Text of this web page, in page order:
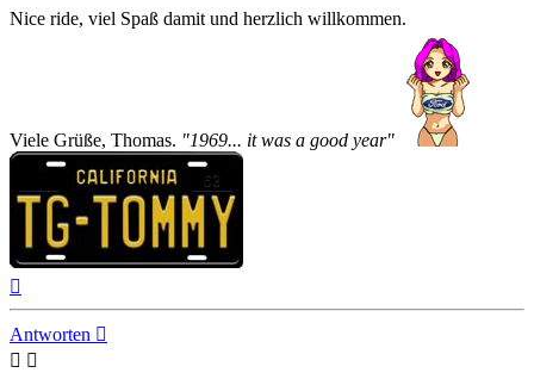
Nice ride, viel Spaß damit und herzlich willkommen.
Viele Grüße, Thomas. "1969... it was a good year"
Antworten